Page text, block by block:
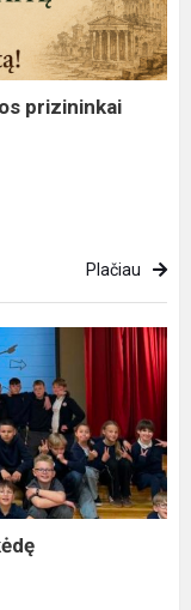
prizininkai
Plačiau